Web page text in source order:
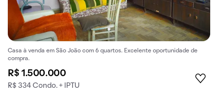
Casa à venda em São João com 6 quartos. Excelente oportunidade de
compra.
R$ 1.500.000
R$ 334 Condo. + IPTU